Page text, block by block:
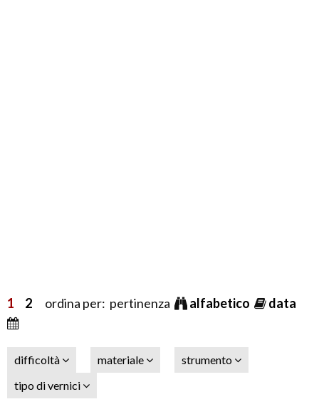
1 2 ordina per: pertinenza alfabetico data
difficoltà materiale
strumento
tipo di vernici